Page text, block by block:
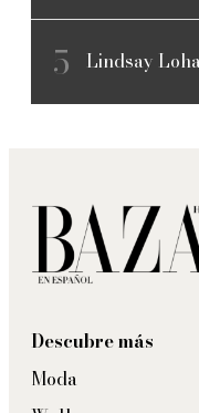
Lindsay
Descubre más
Moda